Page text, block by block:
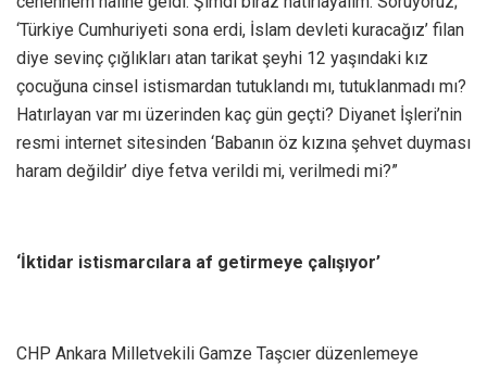
‘Türkiye Cumhuriyeti sona erdi, İslam devleti kuracağız’ filan
diye sevinç çığlıkları atan tarikat şeyhi 12 yaşındaki kız
çocuğuna cinsel istismardan tutuklandı mı, tutuklanmadı mı?
Hatırlayan var mı üzerinden kaç gün geçti? Diyanet İşleri’nin
resmi internet sitesinden ‘Babanın öz kızına şehvet duyması
haram değildir’ diye fetva verildi mi, verilmedi mi?”
‘İktidar istismarcılara af getirmeye çalışıyor’
CHP Ankara Milletvekili Gamze Taşcıer düzenlemeye